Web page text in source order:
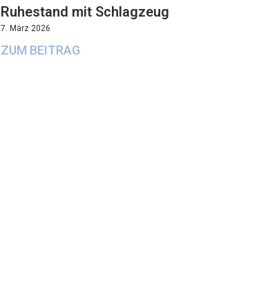
Ruhestand mit Schlagzeug
7. März 2026
ZUM BEITRAG